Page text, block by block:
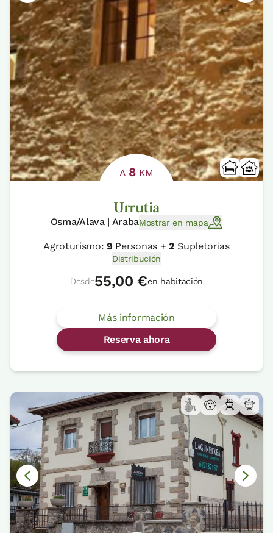
A 8 KM
Urrutia
Osma/Alava | ArabaMostrar en mapa
Agroturismo:9 Personas + 2 Supletorias
Distribución
Desde55,00 €en habitación
Más información
Reserva ahora